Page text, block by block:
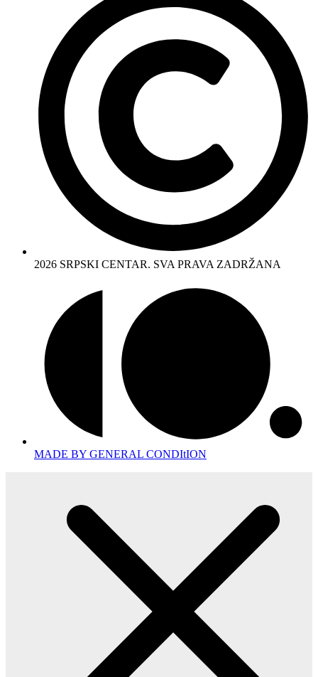
2026 SRPSKI CENTAR. SVA PRAVA ZADRŽANA
MADE BY GENERAL CONDItION